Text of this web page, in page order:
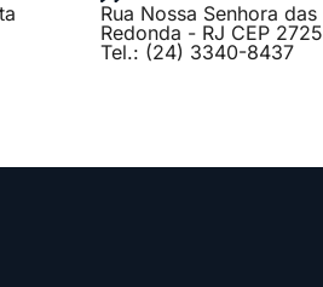
Rua Nossa Senhora
Redonda - RJ CEP
Tel.: (24) 3340-8437